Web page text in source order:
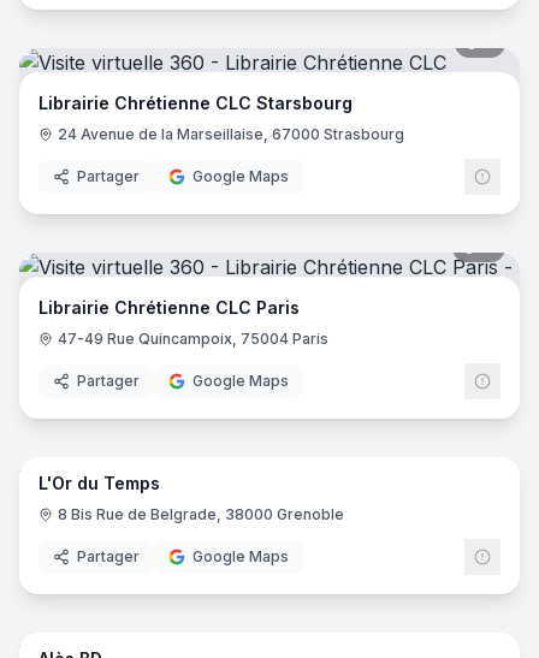
Librairie Chrétienne CLC Starsbourg
24 Avenue de la Marseillaise, 67000 Strasbourg
Partager Google Maps
Librairie Chrétienne CLC Paris
47-49 Rue Quincampoix, 75004 Paris
Partager Google Maps
8
L'Or du Temps
8 Bis Rue de Belgrade, 38000 Grenoble
Partager Google Maps
12